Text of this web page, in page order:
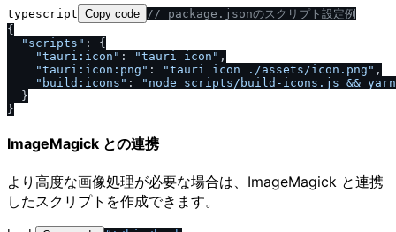
typescript Copy code / / package.jsonのスクリプト設定例
{
"scripts" : {
"tauri:icon" : "tauri icon" ,
"tauri:icon:png" : "tauri icon . /assets /icon.png" ,
"build:icons" : "node scripts / build-icons.js &&
  }
ImageMagick との連携
より高度な画像処理が必要な場合は、ImageMagick と連携
したスクリプトを作成できます。